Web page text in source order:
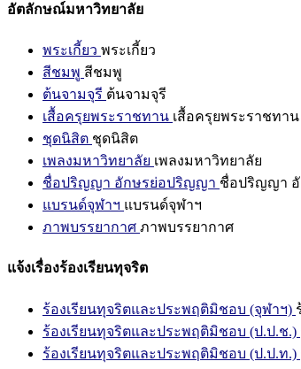
อัตลักษณ์มหาวิทยาลัย
พระเกี้ยว พระเกี้ยว
สีชมพู สีชมพู
ต้นจามจุรี ต้นจามจุรี
เสื้อครุยพระราชทาน เสื้อครุยพระราชทาน
ชุดนิสิต ชุดนิสิต
เพลงมหาวิทยาลัย เพลงมหาวิทยาลัย
ชื่อปริญญา อักษรย่อปริญญา ชื่อปริญญา
แบรนด์จุฬาฯ แบรนด์จุฬาฯ
ภาพบรรยากาศ ภาพบรรยากาศ
แจ้งเรื่องร้องเรียนทุจริต
ร้องเรียนทุจริตและประพฤติมิชอบ (จุฬาฯ)
ร้องเรียนทุจริตและประพฤติมิชอบ (ป.ป.ช.)
ร้องเรียนทุจริตและประพฤติมิชอบ (ป.ป.ท.)